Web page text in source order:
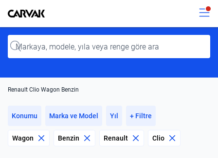
Kavak
Input
Renault Clio Wagon Benzin
Konumu Marka ve Model Yıl + Filtre
Wagon Benzin Renault Clio